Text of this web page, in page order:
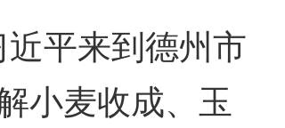
平来到德州市
小麦收成、玉